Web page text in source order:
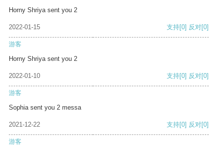
Horny Shriya sent you 2
2022-01-15 支持[0] 反对[0]
游客
Horny Shriya sent you 2
2022-01-10 支持[0] 反对[0]
游客
Sophia sent you 2 messa
2021-12-22 支持[0] 反对[0]
游客